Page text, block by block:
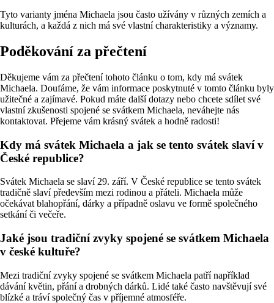
Tyto varianty jména Michaela jsou často užívány v různých zemích a
kulturách, a každá z nich má své vlastní charakteristiky a významy.
Poděkování za přečtení
Děkujeme vám za přečtení tohoto článku o tom, kdy má svátek
Michaela. Doufáme, že vám informace poskytnuté v tomto článku byly
užitečné a zajímavé. Pokud máte další dotazy nebo chcete sdílet své
vlastní zkušenosti spojené se svátkem Michaela, neváhejte nás
kontaktovat. Přejeme vám krásný svátek a hodně radosti!
Kdy má svátek Michaela a jak se tento svátek slaví v
České republice?
Svátek Michaela se slaví 29. září. V České republice se tento svátek
tradičně slaví především mezi rodinou a přáteli. Michaela může
očekávat blahopřání, dárky a případně oslavu ve formě společného
setkání či večeře.
Jaké jsou tradiční zvyky spojené se svátkem Michaela
v české kultuře?
Mezi tradiční zvyky spojené se svátkem Michaela patří například
dávání květin, přání a drobných dárků. Lidé také často navštěvují své
blízké a tráví společný čas v příjemné atmosféře.